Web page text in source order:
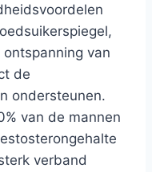
van
de
ondersteunen.
van de mannen
verband